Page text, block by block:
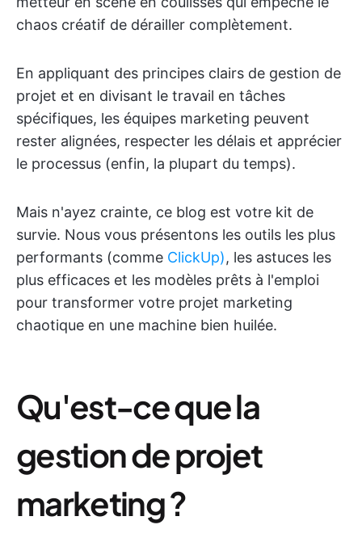
chaos créatif de dérailler complètement.
En appliquant des principes clairs de gestion de
projet et en divisant le travail en tâches
spécifiques, les équipes marketing peuvent
rester alignées, respecter les délais et apprécier
le processus (enfin, la plupart du temps).
Mais n'ayez crainte, ce blog est votre kit de
survie. Nous vous présentons les outils les plus
performants (comme ClickUp), les astuces les
plus efficaces et les modèles prêts à l'emploi
pour transformer votre projet marketing
chaotique en une machine bien huilée.
Qu'est-ce que la
gestion de projet
marketing ?